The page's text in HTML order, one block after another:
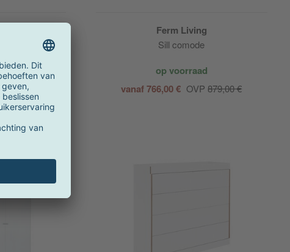
Ferm Living
Sill comode
op voorraad
vanaf 766,00 € OVP879,00 €